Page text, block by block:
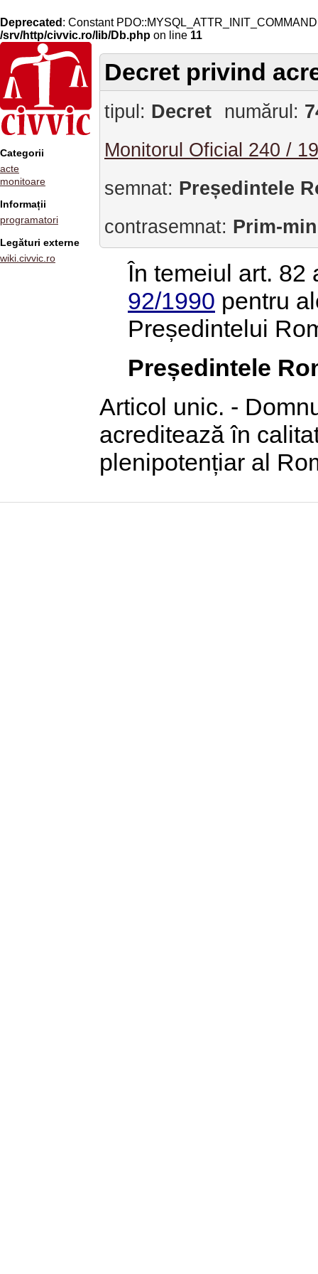
Deprecated : Constant
/srv/http/civvic.ro/lib/Db.php on line 11
Categorii
acte
monitoare
Informații
programatori
Legături externe
wiki.civvic.ro
Decret privind
tipul: Decret numărul:
Monitorul Oficial 240 /
semnat: Președintele
contrasemnat: Prim-
În temeiul art.
92/1990 pentru
Președintelui
Președintele
Articol unic. -
acreditează în
plenipotențiar al